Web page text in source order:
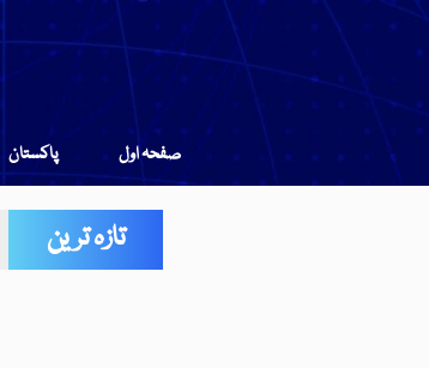
پاکستان صفحہ اول
تازہ ترین